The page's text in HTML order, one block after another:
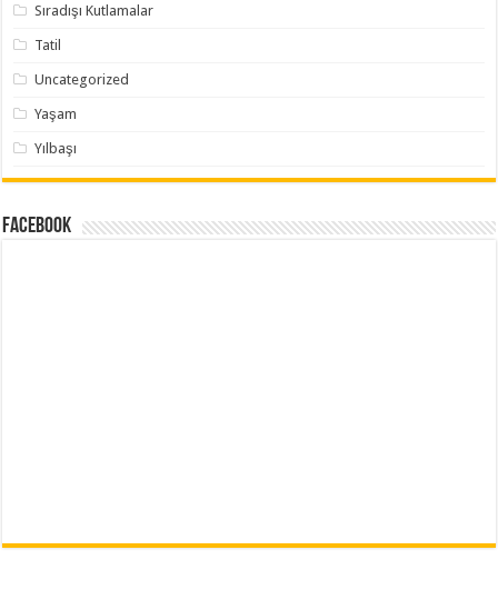
Sıradışı Kutlamalar
Tatil
Uncategorized
Yaşam
Yılbaşı
Facebook